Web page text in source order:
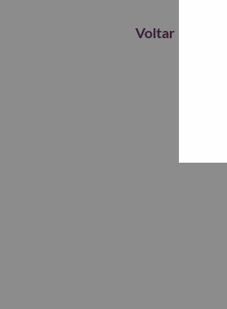
Voltar